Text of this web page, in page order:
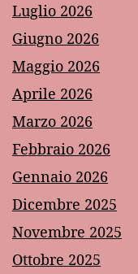
Luglio 2026
Giugno 2026
Maggio 2026
Aprile 2026
Marzo 2026
Febbraio 2026
Gennaio 2026
Dicembre 2025
Novembre 2025
Ottobre 2025